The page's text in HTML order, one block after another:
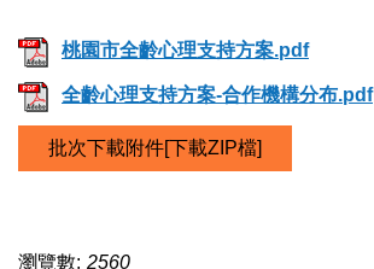
桃園市全齡心理支持方案.pdf
全齡心理支持方案-合作機構分布.pdf
批次下載附件[下載ZIP檔]
瀏覽數: 2560